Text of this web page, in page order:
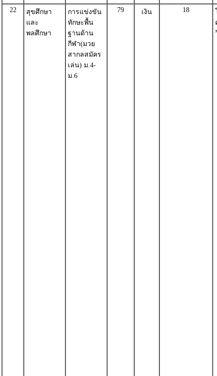
22
สุขศึกษา
และ
พลศึกษา
การแข่งขัน
ทักษะพื้น
ฐานด้าน
กีฬา(มวย
สากลสมัคร
เล่น) ม.4-
ม.6
79 เงิน 18